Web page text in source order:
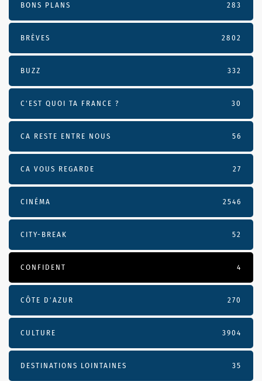
BONS PLANS 283
BRÈVES 2802
BUZZ 332
C'EST QUOI TA FRANCE ? 30
CA RESTE ENTRE NOUS 56
CA VOUS REGARDE 27
CINÉMA 2546
CITY-BREAK 52
CONFIDENT 4
CÔTE D’AZUR 270
CULTURE 3904
DESTINATIONS LOINTAINES 35